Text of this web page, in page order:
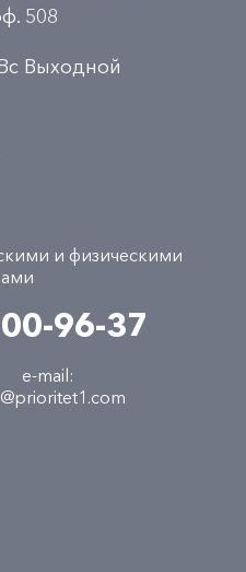
508
Выходной
и физическими
96-37
e-mail: